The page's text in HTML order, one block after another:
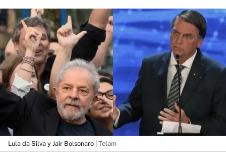
Lula da Silva y Jair Bolsonaro | Telam